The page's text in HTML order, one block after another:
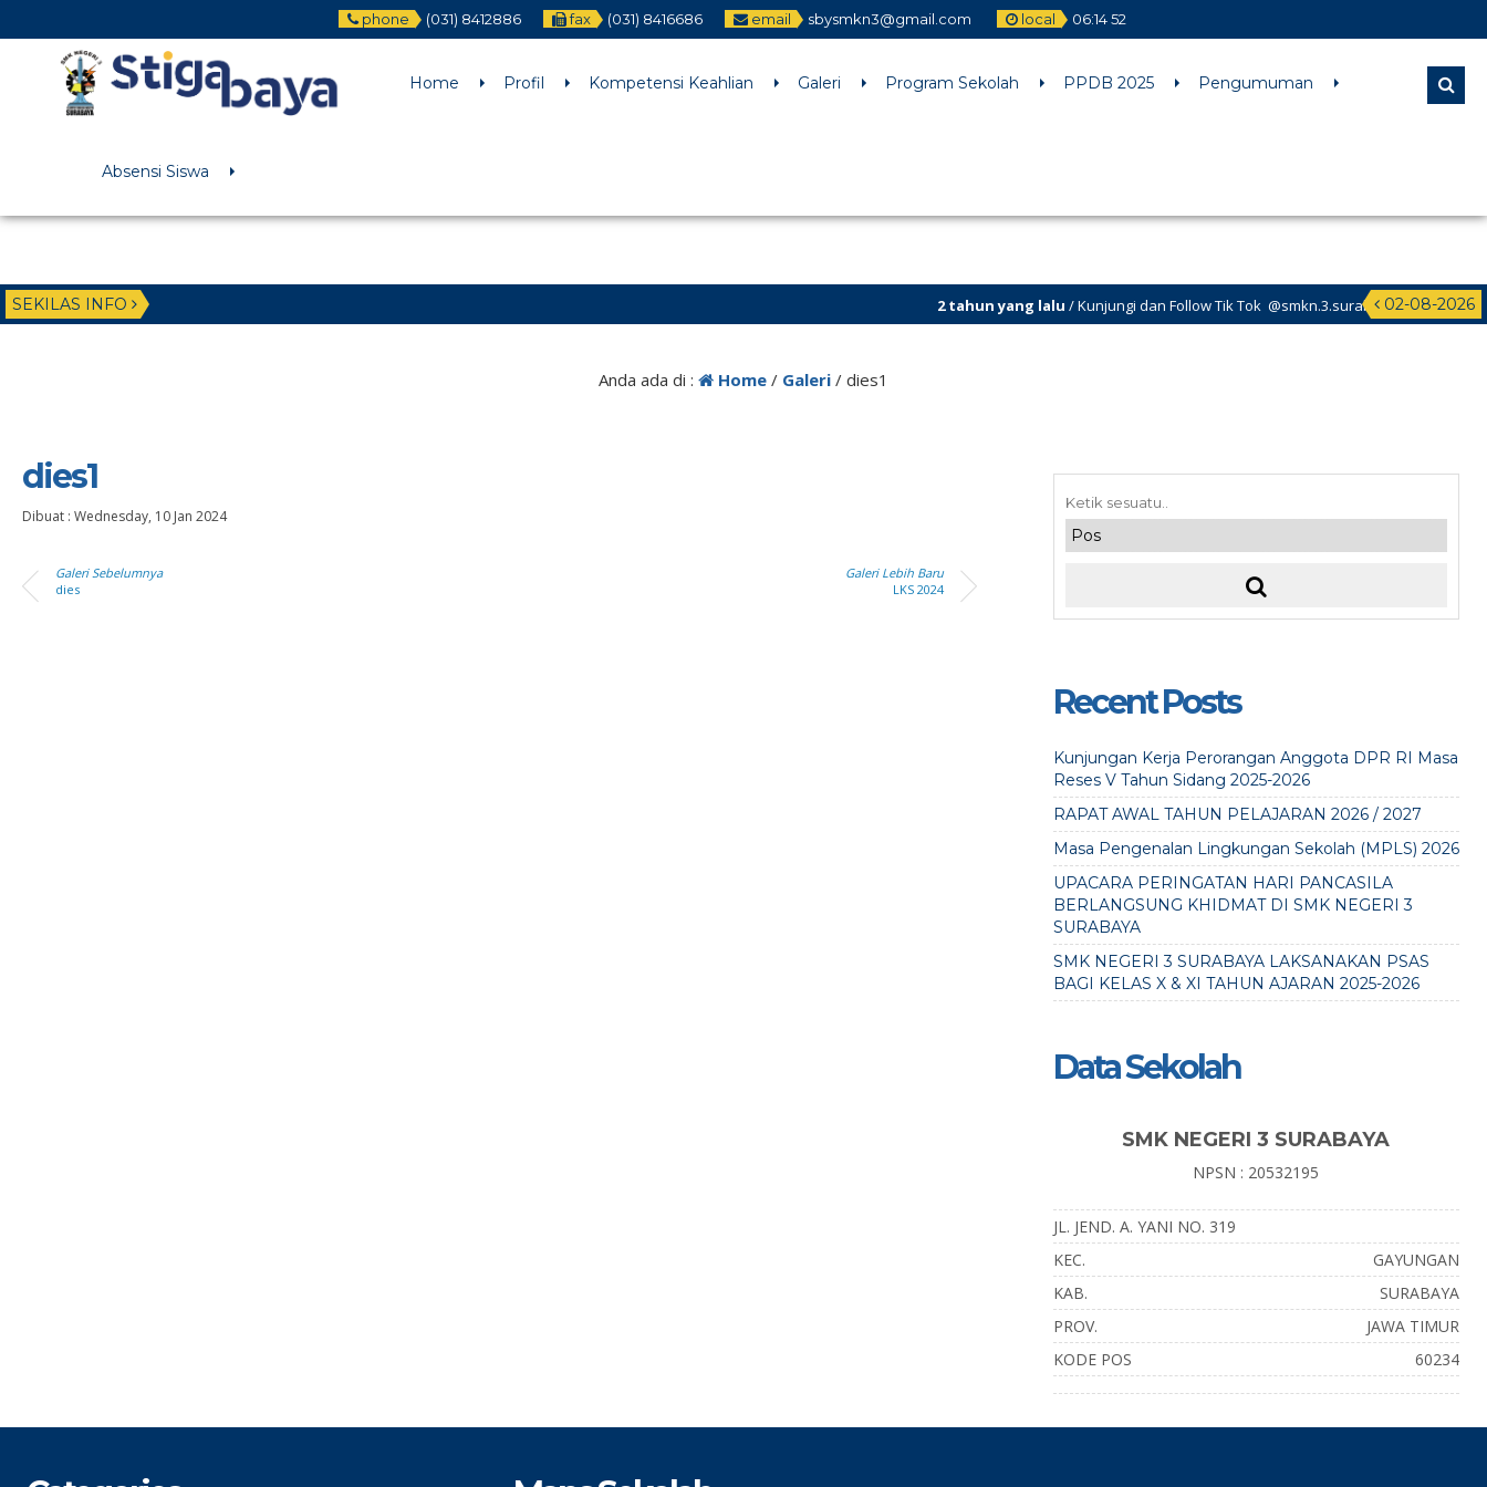
: Function WP_Dependencies->add_data() was called with an argument that is deprecatedsince version 6.9.0! IE conditional comments are ignored by all supported browsers. in
/home/u6225882/public_html/wp-includes/functions.php
phone (031) 8412886 fax (031) 8416686 email sbysmkn3@gmail.com local 06:14 53
Home Profil Kompetensi Keahlian Galeri Program Sekolah PPDB 2025 Pengumuman
Absensi Siswa
SEKILAS INFO 02-08-2026
2 tahun yang lalu/ Kunjungi dan Follow Tik Tok @smkn.3.surabaya untuk info info
Anda ada di : Home / Galeri / dies1
dies1
Dibuat : Wednesday, 10 Jan 2024
Galeri Sebelumnya
dies
Galeri Lebih Baru
LKS 2024
Recent Posts
Kunjungan Kerja Perorangan Anggota DPR RI Masa
Reses V Tahun Sidang 2025-2026
RAPAT AWAL TAHUN PELAJARAN 2026 / 2027
Masa Pengenalan Lingkungan Sekolah (MPLS) 2026
UPACARA PERINGATAN HARI PANCASILA
BERLANGSUNG KHIDMAT DI SMK NEGERI 3
SURABAYA
SMK NEGERI 3 SURABAYA LAKSANAKAN PSAS
BAGI KELAS X & XI TAHUN AJARAN 2025-2026
Data Sekolah
SMK NEGERI 3 SURABAYA
NPSN : 20532195
JL. JEND. A. YANI NO. 319
KEC.
GAYUNGAN
KAB.
SURABAYA
PROV.
JAWA TIMUR
KODE POS
60234